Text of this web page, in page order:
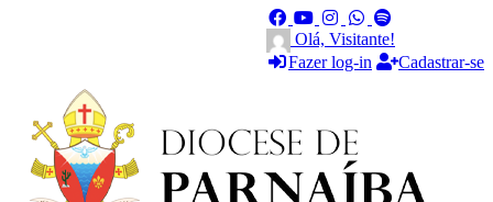
Olá, Visitante!
Fazer log-in
Cadastrar-se